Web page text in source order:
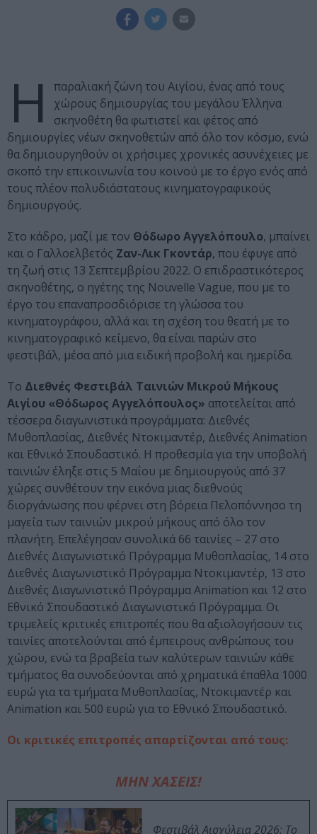
Η
παραλιακή ζώνη του Αιγίου, ένας από τους
χώρους δημιουργίας του μεγάλου Έλληνα
σκηνοθέτη θα φωτιστεί και φέτος από
δημιουργίες νέων σκηνοθετών από όλο τον κόσμο, ενώ
θα δημιουργηθούν οι χρήσιμες χρονικές ασυνέχειες με
σκοπό την επικοινωνία του κοινού με το έργο ενός από
τους πλέον πολυδιάστατους κινηματογραφικούς
δημιουργούς.
Στο κάδρο, μαζί με τον Θόδωρο Αγγελόπουλο, μπαίνει
και ο Γαλλοελβετός Ζαν-Λικ Γκοντάρ, που έφυγε από
τη ζωή στις 13 Σεπτεμβρίου 2022. Ο επιδραστικότερος
σκηνοθέτης, ο ηγέτης της Nouvelle Vague, που με το
έργο του επαναπροσδιόρισε τη γλώσσα του
κινηματογράφου, αλλά και τη σχέση του θεατή με το
κινηματογραφικό κείμενο, θα είναι παρών στο
φεστιβάλ, μέσα από μια ειδική προβολή και ημερίδα.
Το Διεθνές Φεστιβάλ Ταινιών Μικρού Μήκους
Αιγίου «Θόδωρος Αγγελόπουλος» αποτελείται από
τέσσερα διαγωνιστικά προγράμματα: Διεθνές
Μυθοπλασίας, Διεθνές Ντοκιμαντέρ, Διεθνές Animation
και Εθνικό Σπουδαστικό. Η προθεσμία για την υποβολή
ταινιών έληξε στις 5 Μαΐου με δημιουργούς από 37
χώρες συνθέτουν την εικόνα μιας διεθνούς
διοργάνωσης που φέρνει στη βόρεια Πελοπόννησο τη
μαγεία των ταινιών μικρού μήκους από όλο τον
πλανήτη. Επελέγησαν συνολικά 66 ταινίες – 27 στο
Διεθνές Διαγωνιστικό Πρόγραμμα Μυθοπλασίας, 14 στο
Διεθνές Διαγωνιστικό Πρόγραμμα Ντοκιμαντέρ, 13 στο
Διεθνές Διαγωνιστικό Πρόγραμμα Animation και 12 στο
Εθνικό Σπουδαστικό Διαγωνιστικό Πρόγραμμα. Οι
τριμελείς κριτικές επιτροπές που θα αξιολογήσουν τις
ταινίες αποτελούνται από έμπειρους ανθρώπους του
χώρου, ενώ τα βραβεία των καλύτερων ταινιών κάθε
τμήματος θα συνοδεύονται από χρηματικά έπαθλα 1000
ευρώ για τα τμήματα Μυθοπλασίας, Ντοκιμαντέρ και
Animation και 500 ευρώ για το Εθνικό Σπουδαστικό.
Οι κριτικές επιτροπές απαρτίζονται από τους:
ΜΗΝ ΧΑΣΕΙΣ!
Φεστιβάλ Αισχύλεια 2026: Το